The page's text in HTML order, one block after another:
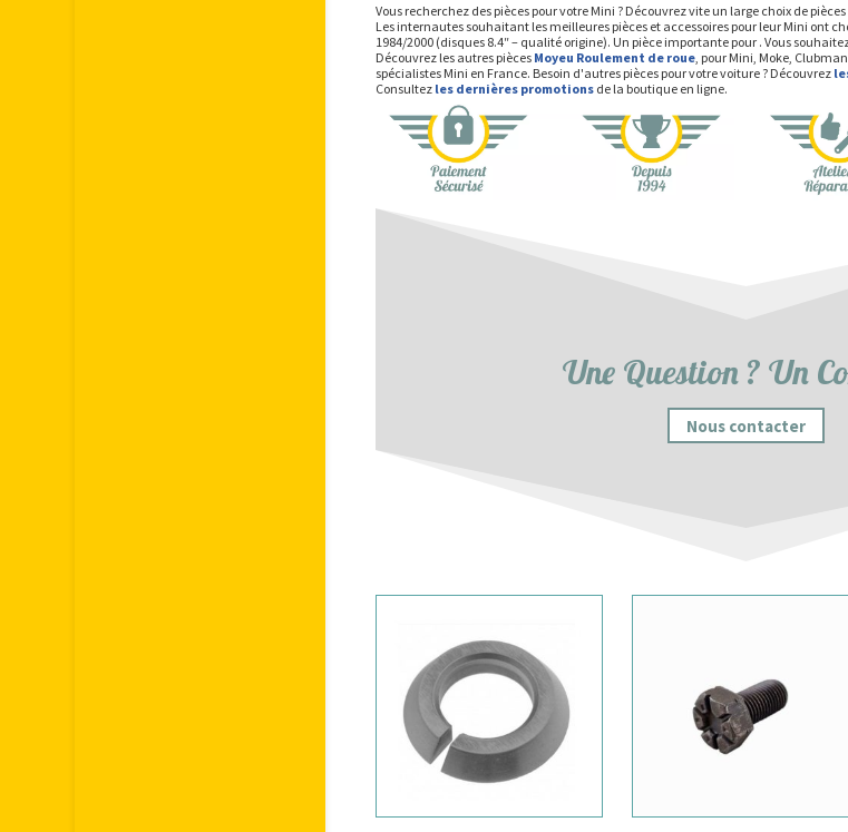
Vous recherchez des pièces pour votre Mini ? Découvrez vite un large choix de
Les internautes souhaitant les meilleures pièces et accessoires pour leur Mini ont
1984/2000 (disques 8.4″ – qualité origine). Un pièce importante pour . Vous
Découvrez les autres pièces Moyeu Roulement de roue, pour Mini, Moke,
spécialistes Mini en France. Besoin d'autres pièces pour votre voiture ? Découvrez
Consultez les dernières promotionsde la boutique en ligne.
Une Question ? Un
Nous contacter